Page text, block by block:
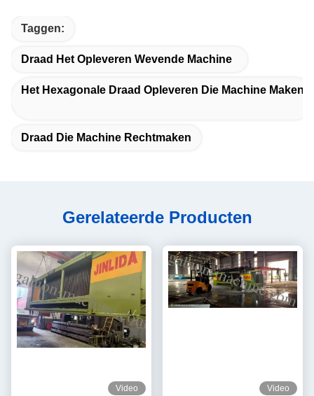
Taggen:
Draad Het Opleveren Wevende Machine
Het Hexagonale Draad Opleveren Die Machine Maken
Draad Die Machine Rechtmaken
Gerelateerde Producten
Video Video